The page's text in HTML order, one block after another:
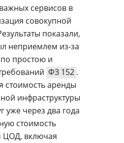
сервисов в
совокупной
показали,
неприемлем из-за
по простою и
ФЗ 152 .
стоимость аренды
инфраструктуры
уже через два года
стоимость
ЦОД, включая